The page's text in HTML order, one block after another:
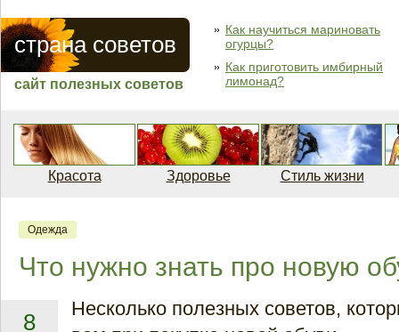
страна советов
сайт полезных советов
Как научиться мариновать
огурцы?
Как приготовить имбирный
лимонад?
Красота Здоровье Стиль жизни
Одежда
Что нужно знать про новую
8
Несколько полезных советов,